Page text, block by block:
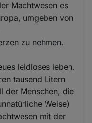
Machtwesen es
umgeben von
zu nehmen.
leidloses leben.
tausend Litern
der Menschen, die
Weise)
mit der